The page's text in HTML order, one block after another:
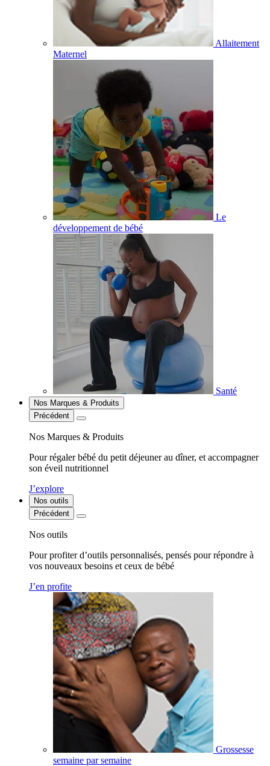
Allaitement
Maternel
Le
développement de bébé
Santé
Nos Marques & Produits
Précédent
Nos Marques & Produits
Pour régaler bébé du petit déjeuner au dîner, et accompagner
son éveil nutritionnel
J’explore
Nos outils
Précédent
Nos outils
Pour profiter d’outils personnalisés, pensés pour répondre à
vos nouveaux besoins et ceux de bébé
J’en profite
Grossesse
semaine par semaine